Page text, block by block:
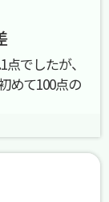
でしたが、
めて100点の